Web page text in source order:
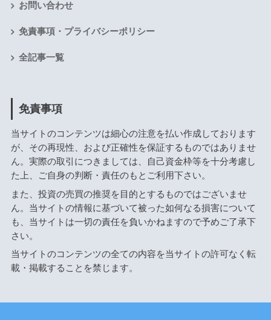
お問い合わせ
免責事項・プライバシーポリシー
全記事一覧
免責事項
当サイトのコンテンツは細心の注意を払い作成しております
が、その再現性、および正確性を保証するものではありませ
ん。実際の取引につきましては、自己資金枠等を十分考慮し
た上、ご自身の判断・責任のもとご利用下さい。
また、投資の売買の推奨を目的とするものではございませ
ん。当サイトの情報に基づいて被った如何なる損害について
も、当サイトは一切の責任を負いかねますので予めご了承下
さい。
当サイトのコンテンツの全ての内容を当サイトの許可なく転
載・掲載することを禁じます。